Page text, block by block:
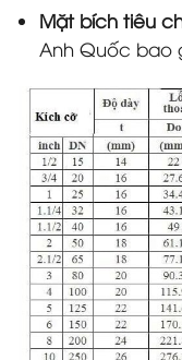
Mặt bích tiêu
Anh Quốc bao